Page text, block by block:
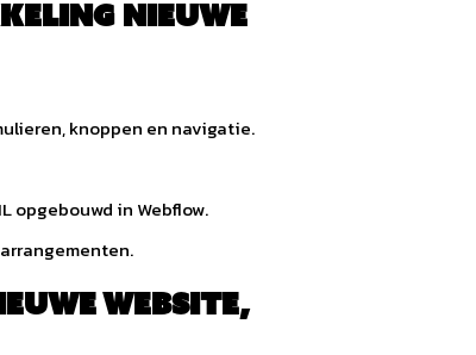
nieuwe
knoppen en navigatie.
opgebouwd in Webflow.
website,